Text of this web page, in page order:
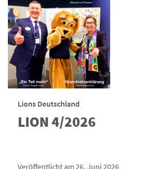
Lions Deutschland
LION 4/2026
Veröffentlicht am 26. Juni 2026